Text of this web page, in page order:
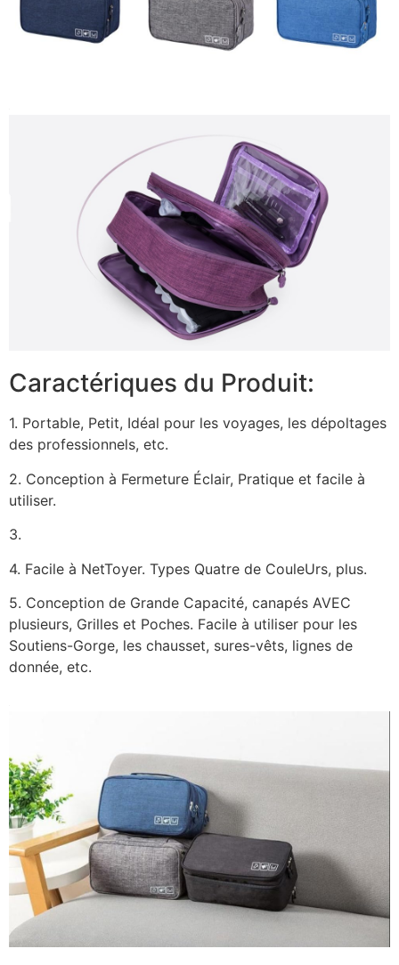
Caractériques du Produit:
1. Portable, Petit, Idéal pour les voyages, les dépoltages
des professionnels, etc.
2. Conception à Fermeture Éclair, Pratique et facile à
utiliser.
3.
4. Facile à NetToyer. Types Quatre de CouleUrs, plus.
5. Conception de Grande Capacité, canapés AVEC
plusieurs, Grilles et Poches. Facile à utiliser pour les
Soutiens-Gorge, les chausset, sures-vêts, lignes de
donnée, etc.